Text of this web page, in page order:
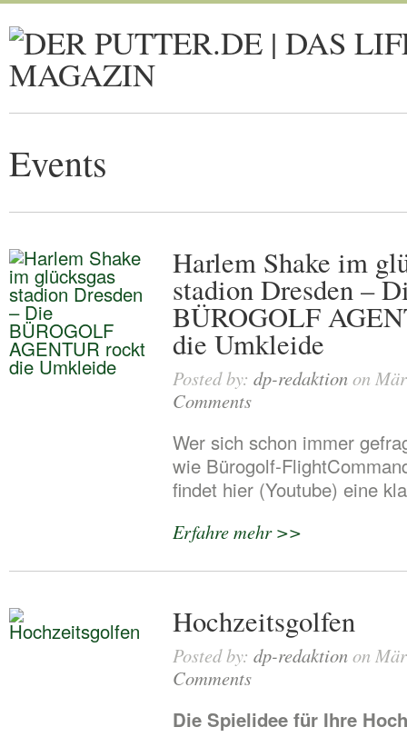
Events
Harlem Shake im
stadion Dresden –
BÜROGOLF
die Umkleide
Posted by: dp-redaktionon
Comments
Wer sich schon immer
wie Bürogolf-
findet hier (Youtube) eine
Erfahre mehr >>
Hochzeitsgolfen
Posted by: dp-redaktionon
Comments
Die Spielidee für Ihre